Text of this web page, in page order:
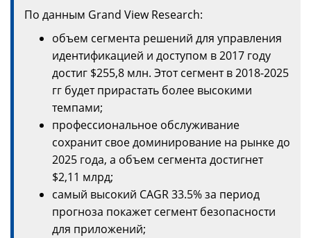
По данным Grand View Research:
объем сегмента решений для управления
идентификацией и доступом в 2017 году
достиг $255,8 млн. Этот сегмент в 2018-2025
гг будет прирастать более высокими
темпами;
профессиональное обслуживание
сохранит свое доминирование на рынке до
2025 года, а объем сегмента достигнет
$2,11 млрд;
самый высокий CAGR 33.5% за период
прогноза покажет сегмент безопасности
для приложений;